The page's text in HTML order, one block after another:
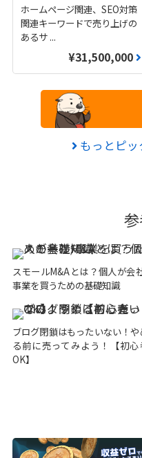
ホームページ関連、SEO対策
関連キーワードで売り上げの
あるサ ...
¥31,500,000
もっとピ
スモールM&Aとは？個人が会
事業を買うための基礎知識
ブログ閉鎖はもったいない！や
る前に売ってみよう！【初心
OK】